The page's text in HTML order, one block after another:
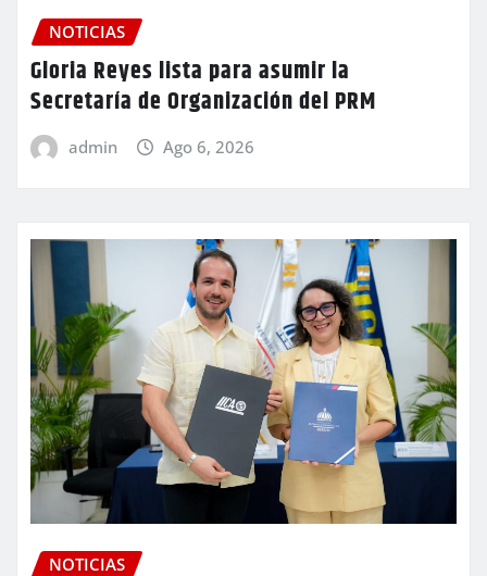
NOTICIAS
Gloria Reyes lista para asumir la
Secretaría de Organización del PRM
admin Ago 6, 2026
NOTICIAS